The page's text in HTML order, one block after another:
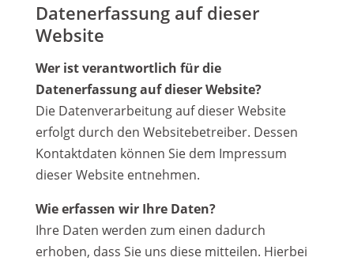
Datenerfassung auf dieser
Website
Wer ist verantwortlich für die
Datenerfassung auf dieser Website?
Die Datenverarbeitung auf dieser Website
erfolgt durch den Websitebetreiber. Dessen
Kontaktdaten können Sie dem Impressum
dieser Website entnehmen.
Wie erfassen wir Ihre Daten?
Ihre Daten werden zum einen dadurch
erhoben, dass Sie uns diese mitteilen. Hierbei